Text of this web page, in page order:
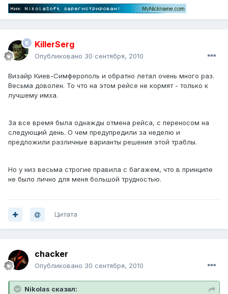
KillerSerg
Опубликовано 30 сентября, 2010
Визайр Киев-Симферополь и обратно летал очень много раз.
Весьма доволен. То что на этом рейсе не кормят - только к
лучшему имха.
За все время была однажды отмена рейса, с переносом на
следующий день. О чем предупредили за неделю и
предложили различные варианты решения этой траблы.
Но у низ весьма строгие правила с багажем, что в принципе
не было лично для меня большой трудностью.
Цитата
chacker
Опубликовано 30 сентября, 2010
Nikolas сказал: